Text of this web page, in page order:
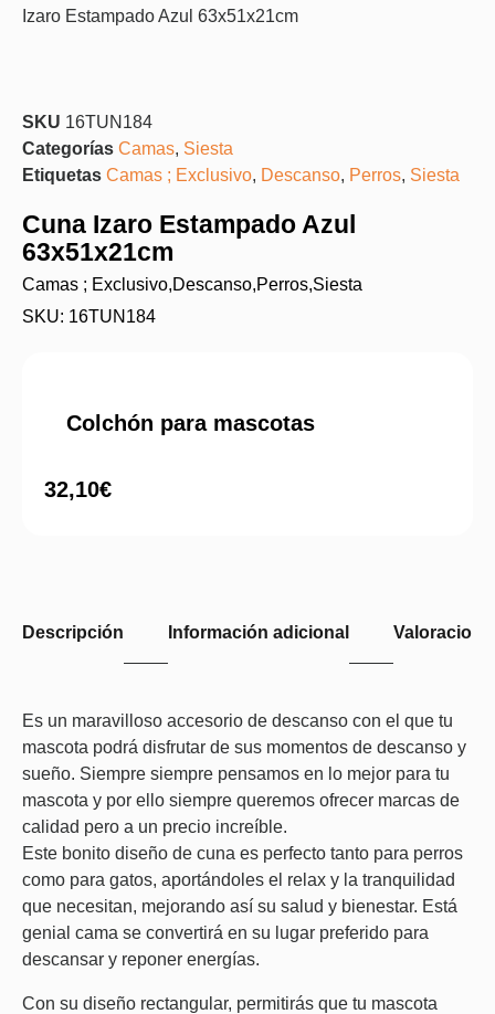
Izaro Estampado Azul 63x51x21cm
SKU 16TUN184
Categorías Camas, Siesta
Etiquetas Camas ; Exclusivo, Descanso, Perros, Siesta
Cuna Izaro Estampado Azul
63x51x21cm
Camas ; Exclusivo,Descanso,Perros,Siesta
SKU: 16TUN184
Colchón para mascotas
32,10€
Descripción Información adicional
Es un maravilloso accesorio de descanso con el que tu
mascota podrá disfrutar de sus momentos de descanso y
sueño. Siempre siempre pensamos en lo mejor para tu
mascota y por ello siempre queremos ofrecer marcas de
calidad pero a un precio increíble.
Este bonito diseño de cuna es perfecto tanto para perros
como para gatos, aportándoles el relax y la tranquilidad
que necesitan, mejorando así su salud y bienestar. Está
genial cama se convertirá en su lugar preferido para
descansar y reponer energías.
Con su diseño rectangular, permitirás que tu mascota